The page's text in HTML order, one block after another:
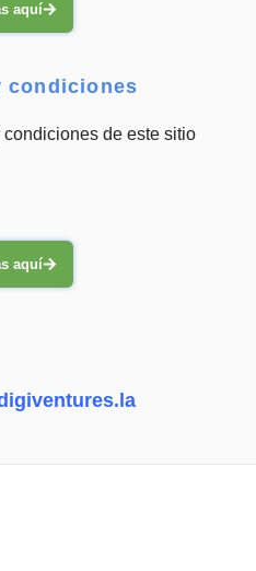
aquí
condiciones
de este sitio
aquí